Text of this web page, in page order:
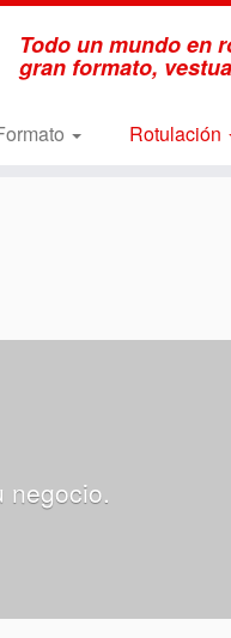
Todo un mundo en
gran formato,
Rotulación
negocio.